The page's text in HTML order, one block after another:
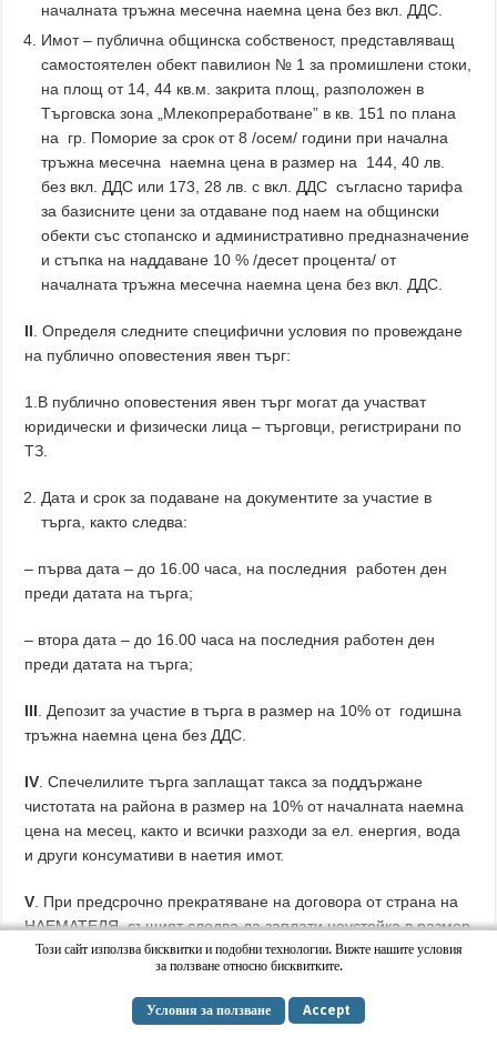
началната тръжна месечна наемна цена без вкл. ДДС.
Имот – публична общинска собственост, представляващ
самостоятелен обект павилион № 1 за промишлени стоки,
на площ от 14, 44 кв.м. закрита площ, разположен в
Търговска зона „Млекопреработване” в кв. 151 по плана
на гр. Поморие за срок от 8 /осем/ години при начална
тръжна месечна наемна цена в размер на 144, 40 лв.
без вкл. ДДС или 173, 28 лв. с вкл. ДДС съгласно тарифа
за базисните цени за отдаване под наем на общински
обекти със стопанско и административно предназначение
и стъпка на наддаване 10 % /десет процента/ от
началната тръжна месечна наемна цена без вкл. ДДС.
ІІ . Определя следните специфични условия по провеждане
на публично оповестения явен търг:
1.В публично оповестения явен търг могат да участват
юридически и физически лица – търговци, регистрирани по
ТЗ.
Дата и срок за подаване на документите за участие в
търга, както следва:
– първа дата – до 16.00 часа, на последния работен ден
преди датата на търга;
– втора дата – до 16.00 часа на последния работен ден
преди датата на търга;
ІІІ . Депозит за участие в търга в размер на 10% от годишна
тръжна наемна цена без ДДС.
ІV . Спечелилите търга заплащат такса за поддържане
чистотата на района в размер на 10% от началната наемна
цена на месец, както и всички разходи за ел. енергия, вода
и други консумативи в наетия имот.
V . При предсрочно прекратяване на договора от страна на
НАЕМАТЕЛЯ, същият следва да заплати неустойка в размер
на три месечни наема, но не-повече от оставащите в срока
Схемите са неразделна част от настоящото решение.
Този сайт използва бисквитки и подобни технологии. Вижте нашите условия
за ползване относно бисквитките.
Условия за ползване Accept